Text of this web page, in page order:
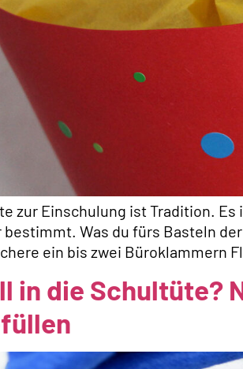
zur Einschulung ist Tradition.
Was du fürs Basteln
ein bis zwei
in die Schultüte?